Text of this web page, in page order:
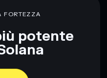
FORTEZZA
potente